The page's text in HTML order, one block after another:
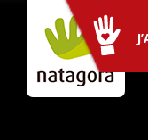
contenu
principal